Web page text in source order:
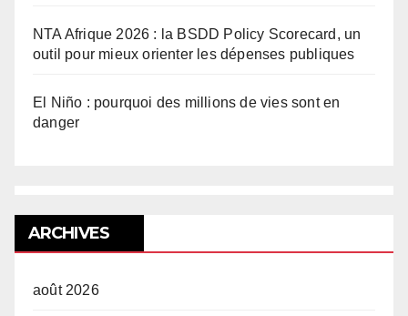
NTA Afrique 2026 : la BSDD Policy Scorecard, un
outil pour mieux orienter les dépenses publiques
El Niño : pourquoi des millions de vies sont en
danger
ARCHIVES
août 2026